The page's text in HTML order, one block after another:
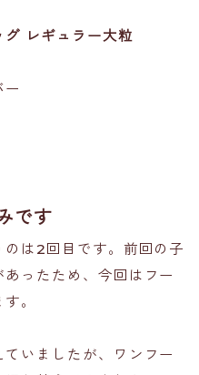
グ レギュラー大粒
です
は2回目です。前回の子
ったため、今回はフー
。
いましたが、ワンフー